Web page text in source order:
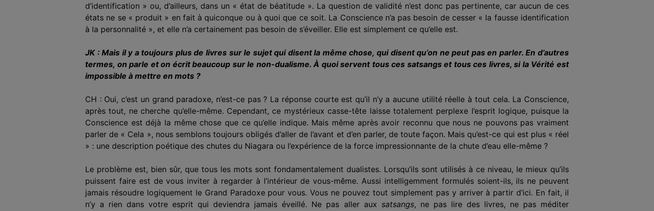
d’identification » ou, d’ailleurs, dans un « état de béatitude ». La question de validité n’est donc pas pertinente, car aucun de ces
états ne se « produit » en fait à quiconque ou à quoi que ce soit. La Conscience n’a pas besoin de cesser « la fausse identification
à la personnalité », et elle n’a certainement pas besoin de s’éveiller. Elle est simplement ce qu’elle est.
JK : Mais il y a toujours plus de livres sur le sujet qui disent la même chose, qui disent qu’on ne peut pas en parler. En d’autres
termes, on parle et on écrit beaucoup sur le non-dualisme. À quoi servent tous ces satsangs et tous ces livres, si la Vérité est
impossible à mettre en mots ?
CH : Oui, c’est un grand paradoxe, n’est-ce pas ? La réponse courte est qu’il n’y a aucune utilité réelle à tout cela. La Conscience,
après tout, ne cherche qu’elle-même. Cependant, ce mystérieux casse-tête laisse totalement perplexe l’esprit logique, puisque la
Conscience est déjà la même chose que ce qu’elle indique. Mais même après avoir reconnu que nous ne pouvons pas vraiment
parler de « Cela », nous semblons toujours obligés d’aller de l’avant et d’en parler, de toute façon. Mais qu’est-ce qui est plus « réel
» : une description poétique des chutes du Niagara ou l’expérience de la force impressionnante de la chute d’eau elle-même ?
Le problème est, bien sûr, que tous les mots sont fondamentalement dualistes. Lorsqu’ils sont utilisés à ce niveau, le mieux qu’ils
puissent faire est de vous inviter à regarder à l’intérieur de vous-même. Aussi intelligemment formulés soient-ils, ils ne peuvent
jamais résoudre logiquement le Grand Paradoxe pour vous. Vous ne pouvez tout simplement pas y arriver à partir d’ici. En fait, il
n’y a rien dans votre esprit qui deviendra jamais éveillé. Ne pas aller aux satsangs, ne pas lire des livres, ne pas méditer